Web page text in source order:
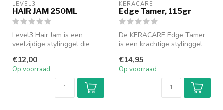
LEVEL3
HAIR JAM 250ML
Level3 Hair Jam is een
veelzijdige stylinggel die
en ...
€12,00
Op voorraad
KERACARE
Edge Tamer, 115gr
De KERACARE Edge Tamer
is een krachtige stylinggel
om...
€14,95
Op voorraad